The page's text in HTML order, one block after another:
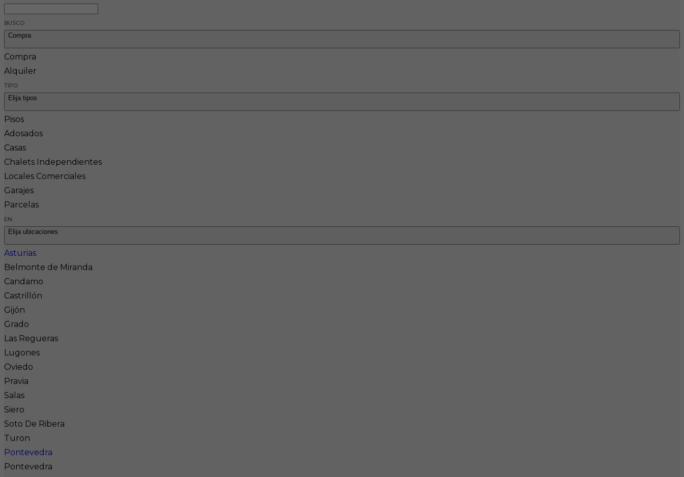
BUSCO
Compra
Compra
Alquiler
TIPO
Elija tipos
Pisos
Adosados
Casas
Chalets Independientes
Locales Comerciales
Garajes
Parcelas
EN
Elija ubicaciones
Asturias
Belmonte de Miranda
Candamo
Castrillón
Gijón
Grado
Las Regueras
Lugones
Oviedo
Pravia
Salas
Siero
Soto De Ribera
Turon
Pontevedra
Pontevedra